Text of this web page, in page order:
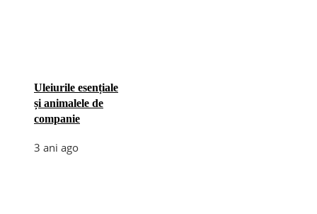
Uleiurile esențiale
și animalele de
companie
3 ani ago